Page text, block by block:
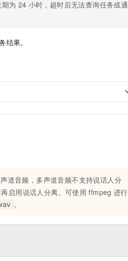
为 24 小时，超时后无法查询任务或通
结果。
道音频，多声道音频不支持说话人分
启用说话人分离。可使用 ffmpeg 进行
。